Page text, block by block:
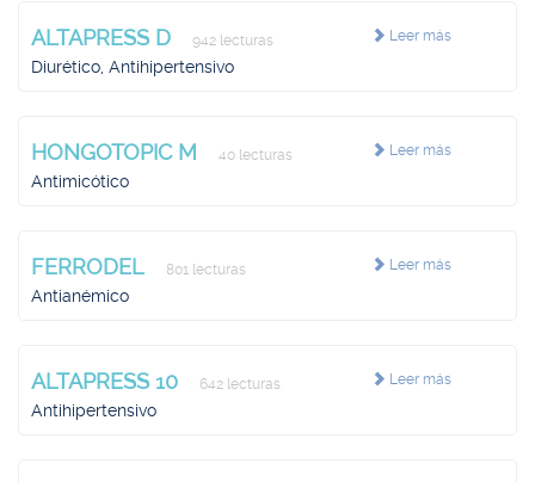
Leer más
ALTAPRESS D 942 lecturas
Diurético, Antihipertensivo
Leer más
HONGOTOPIC M 40 lecturas
Antimicótico
Leer más
FERRODEL 801 lecturas
Antianémico
Leer más
ALTAPRESS 10 642 lecturas
Antihipertensivo